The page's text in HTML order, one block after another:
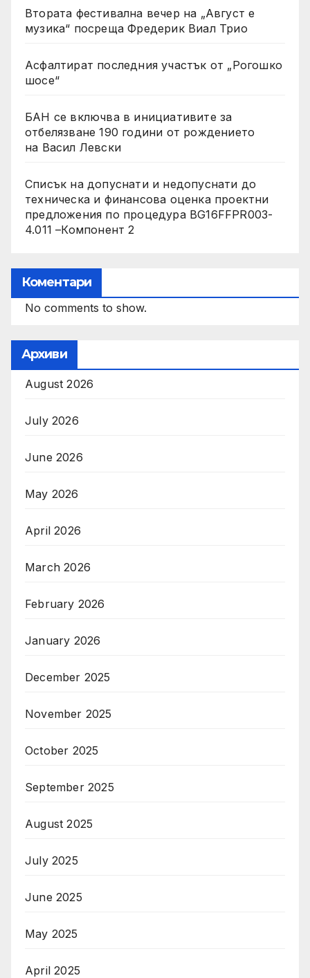
Втората фестивална вечер на „Август е
музика“ посреща Фредерик Виал Трио
Асфалтират последния участък от „Рогошко
шосе“
БАН се включва в инициативите за
отбелязване 190 години от рождението
на Васил Левски
Списък на допуснати и недопуснати до
техническа и финансова оценка проектни
предложения по процедура BG16FFPR003-
4.011 –Компонент 2
Коментари
No comments to show.
Архиви
August 2026
July 2026
June 2026
May 2026
April 2026
March 2026
February 2026
January 2026
December 2025
November 2025
October 2025
September 2025
August 2025
July 2025
June 2025
May 2025
April 2025